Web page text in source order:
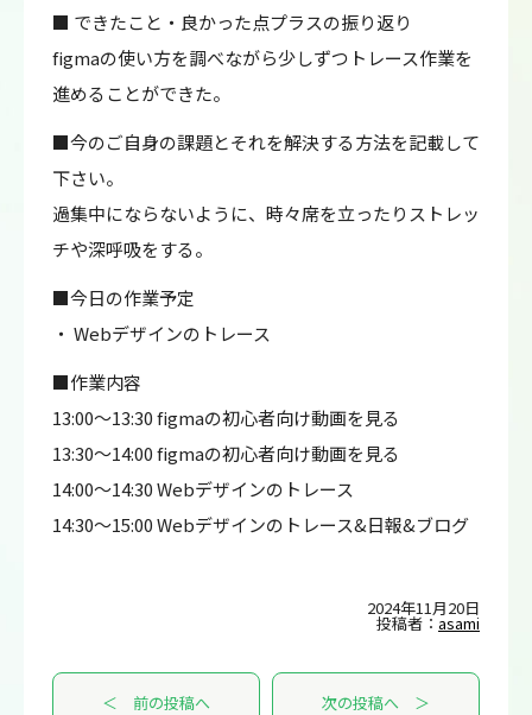
■ できたこと・良かった点プラスの振り返り
figmaの使い方を調べながら少しずつトレース作業を
進めることができた。
■今のご自身の課題とそれを解決する方法を記載して
下さい。
過集中にならないように、時々席を立ったりストレッ
チや深呼吸をする。
■今日の作業予定
・ Webデザインのトレース
■作業内容
13:00～13:30 figmaの初心者向け動画を見る
13:30～14:00 figmaの初心者向け動画を見る
14:00～14:30 Webデザインのトレース
14:30～15:00 Webデザインのトレース&日報&ブログ
2024年11月20日
投稿者：asami
＜ 前の投稿へ 次の投稿へ ＞